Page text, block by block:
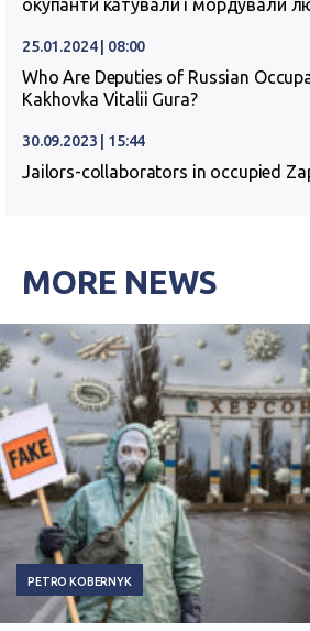
окупанти катували і мордували
25.01.2024 | 08:00
Who Are Deputies of Russian
Kakhovka Vitalii Gura?
30.09.2023 | 15:44
Jailors-collaborators in occupied
MORE NEWS
PETRO KOBERNYK